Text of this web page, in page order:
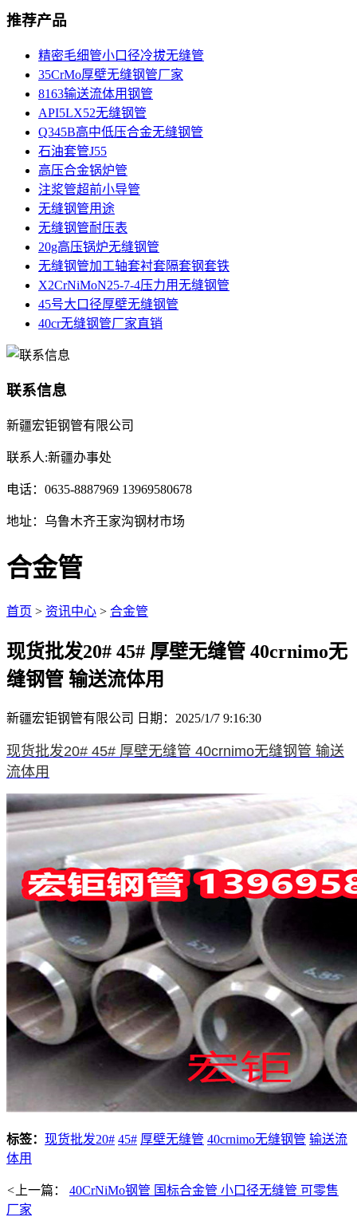
推荐产品
精密毛细管小口径冷拔无缝管
35CrMo厚壁无缝钢管厂家
8163输送流体用钢管
API5LX52无缝钢管
Q345B高中低压合金无缝钢管
石油套管J55
高压合金锅炉管
注浆管超前小导管
无缝钢管用途
无缝钢管耐压表
20g高压锅炉无缝钢管
无缝钢管加工轴套衬套隔套钢套铁
X2CrNiMoN25-7-4压力用无缝钢管
45号大口径厚壁无缝钢管
40cr无缝钢管厂家直销
联系信息
新疆宏钜钢管有限公司
联系人:新疆办事处
电话：0635-8887969 13969580678
地址：乌鲁木齐王家沟钢材市场
合金管
首页 > 资讯中心 > 合金管
现货批发20# 45# 厚壁无缝管 40crnimo无
缝钢管 输送流体用
新疆宏钜钢管有限公司 日期：2025/1/7 9:16:30
现货批发20# 45# 厚壁无缝管 40crnimo无缝钢管 输送
流体用
标签： 现货批发20# 45# 厚壁无缝管 40crnimo无缝钢管 输送流
体用
< 上一篇： 40CrNiMo钢管 国标合金管 小口径无缝管 可零售
厂家